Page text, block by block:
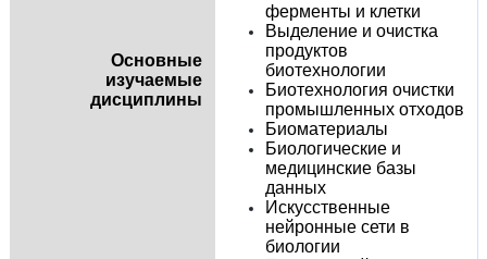
Основные
изучаемые
дисциплины
ферменты и клетки
Выделение и очистка
продуктов
биотехнологии
Биотехнология очистки
промышленных отходов
Биоматериалы
Биологические и
медицинские базы
данных
Искусственные
нейронные сети в
биологии